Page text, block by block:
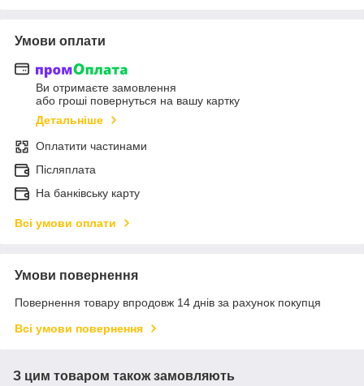
Умови оплати
Ви отримаєте замовлення
або гроші повернуться на вашу картку
Детальніше
Оплатити частинами
Післяплата
На банківську карту
Всі умови оплати
Умови повернення
Повернення товару впродовж 14 днів за рахунок покупця
Всі умови повернення
З цим товаром також замовляють